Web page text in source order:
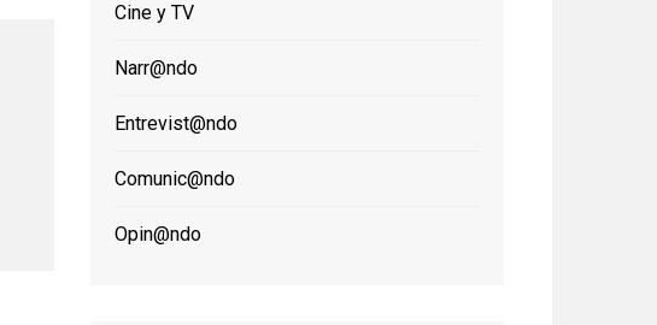
Cine y TV
Narr@ndo
Entrevist@ndo
Comunic@ndo
Opin@ndo